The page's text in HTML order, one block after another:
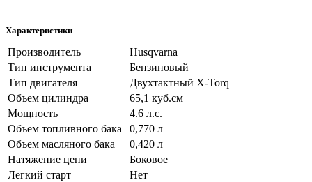
Характеристики
Производитель
Husqvarna
Тип инструмента
Бензиновый
Тип двигателя
Двухтактный X-Torq
Объем цилиндра
65,1 куб.см
Мощность
4.6 л.с.
Объем топливного бака
0,770 л
Объем масляного бака
0,420 л
Натяжение цепи
Боковое
Легкий старт
Нет